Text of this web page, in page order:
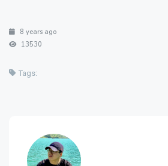
8 years ago
13530
Tags: